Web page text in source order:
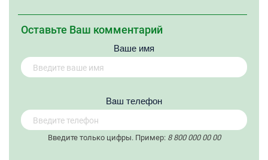
Оставьте Ваш комментарий
Ваше имя
Вaш телефон
Введите только цифры. Пример: 8 800 000 00 00